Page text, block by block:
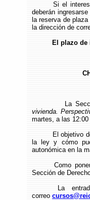
Si el
deberán
la reserva de
la dirección de
El plazo
La
vivienda.
martes, a las
El objetivo
la ley y cómo
autonómica en la
Como
Sección de
La
correo